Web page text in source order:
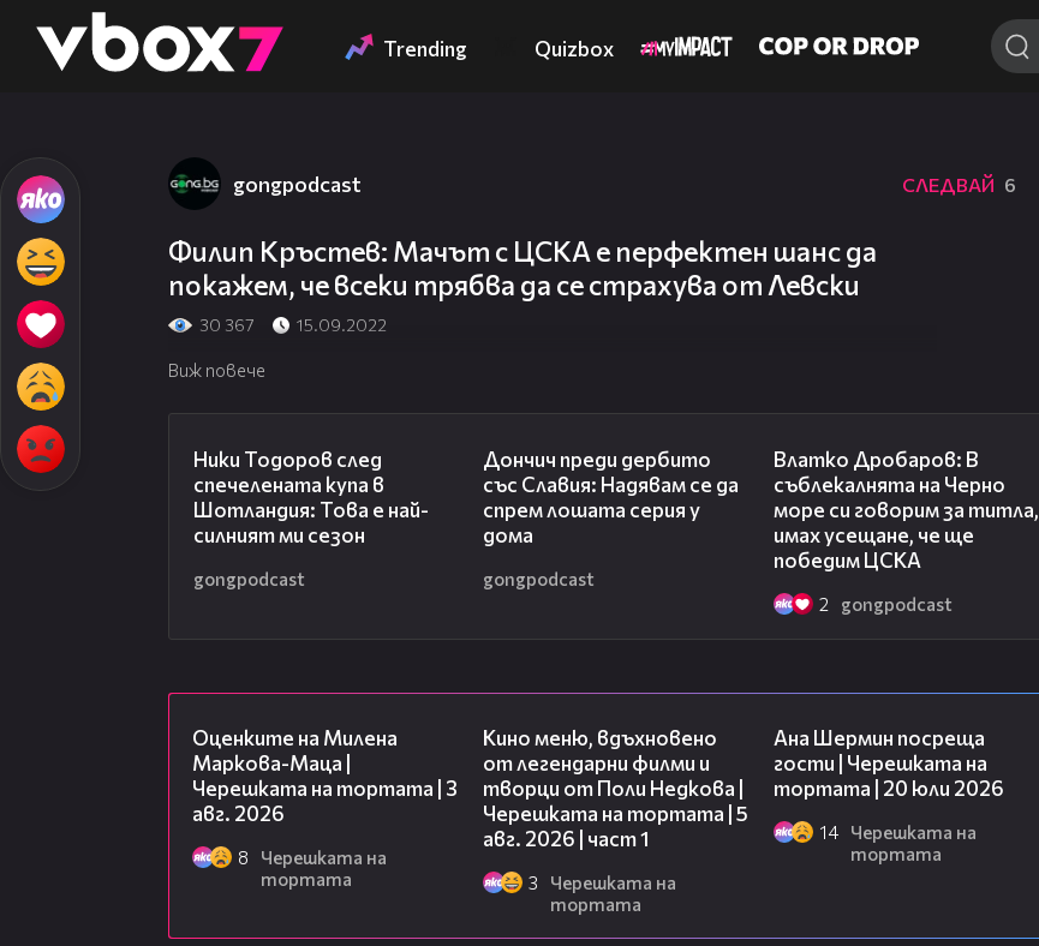
👾 Trending Quizbox
gongpodcast СЛЕДВАЙ 6
Филип Кръстев: Мачът с ЦСКА е перфектен шанс да
покажем, че всеки трябва да се страхува от Левски
30 367 15.09.2022
Виж повече
Ники Тодоров след
спечелената купа в
Шотландия: Това е най-
силният ми сезон
gongpodcast
Дончич преди дербито
със Славия: Надявам се да
спрем лошата серия у
дома
gongpodcast
Влатко Дробаров: В
съблекалнята на Черно
море си говорим за титла,
имах усещане, че ще
победим ЦСКА
2 gongpodcast
Оценките на Милена
Маркова-Маца |
Черешката на тортата | 3
авг. 2026
8
Черешката на
тортата
Кино меню, вдъхновено
от легендарни филми и
творци от Поли Недкова |
Черешката на тортата | 5
авг. 2026 | част 1
3
Черешката на
тортата
Ана Шермин посреща
гости | Черешката на
тортата | 20 юли 2026
14
Черешката на
тортата